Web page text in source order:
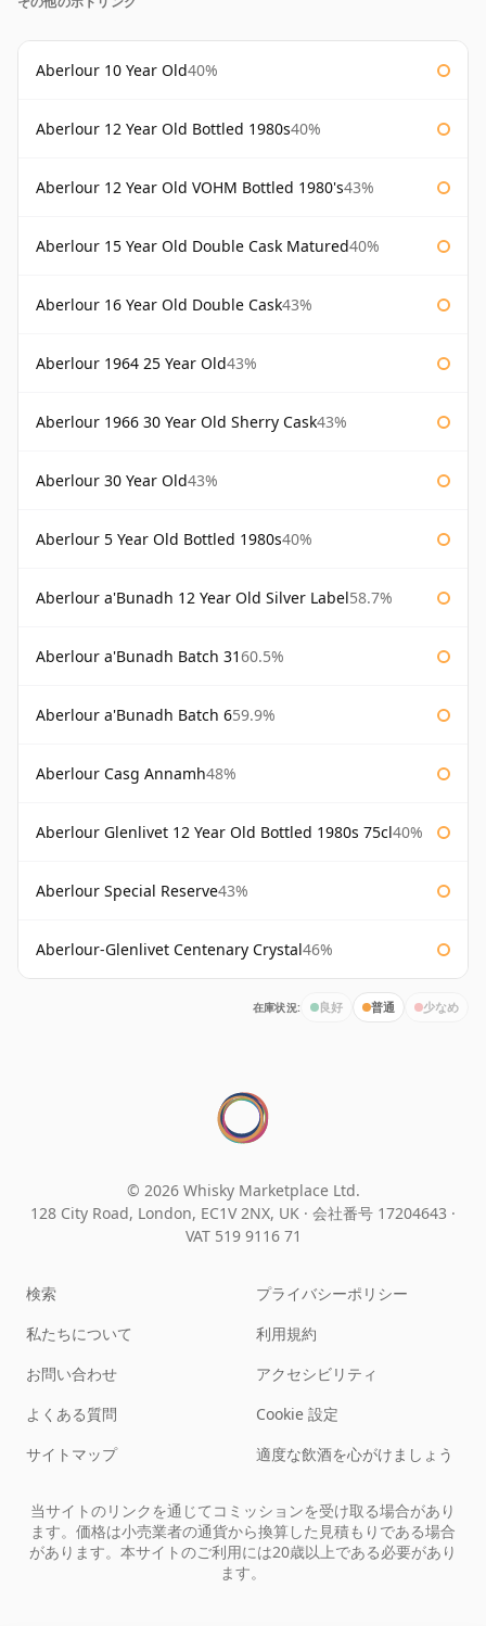
Aberlour 10 Year Old40%
Aberlour 12 Year Old Bottled 1980s40%
Aberlour 12 Year Old VOHM Bottled 1980's43%
Aberlour 15 Year Old Double Cask Matured40%
Aberlour 16 Year Old Double Cask43%
Aberlour 1964 25 Year Old43%
Aberlour 1966 30 Year Old Sherry Cask43%
Aberlour 30 Year Old43%
Aberlour 5 Year Old Bottled 1980s40%
Aberlour a'Bunadh 12 Year Old Silver Label58.7%
Aberlour a'Bunadh Batch 3160.5%
Aberlour a'Bunadh Batch 659.9%
Aberlour Casg Annamh48%
Aberlour Glenlivet 12 Year Old Bottled 1980s 75cl40%
Aberlour Special Reserve43%
Aberlour-Glenlivet Centenary Crystal46%
在庫状況: 良好 普通 少なめ
© 2026 Whisky Marketplace Ltd.
128 City Road, London, EC1V 2NX, UK · 会社番号 17204643 ·
VAT 519 9116 71
検索
私たちについて
お問い合わせ
よくある質問
サイトマップ
プライバシーポリシー
利用規約
アクセシビリティ
Cookie 設定
適度な飲酒を心がけましょう
当サイトのリンクを通じてコミッションを受け取る場合があり
ます。価格は小売業者の通貨から換算した見積もりである場合
があります。本サイトのご利用には20歳以上である必要があり
ます。